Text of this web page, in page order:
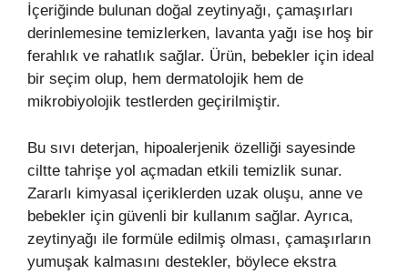
İçeriğinde bulunan doğal zeytinyağı, çamaşırları
derinlemesine temizlerken, lavanta yağı ise hoş bir
ferahlık ve rahatlık sağlar. Ürün, bebekler için ideal
bir seçim olup, hem dermatolojik hem de
mikrobiyolojik testlerden geçirilmiştir.
Bu sıvı deterjan, hipoalerjenik özelliği sayesinde
ciltte tahrişe yol açmadan etkili temizlik sunar.
Zararlı kimyasal içeriklerden uzak oluşu, anne ve
bebekler için güvenli bir kullanım sağlar. Ayrıca,
zeytinyağı ile formüle edilmiş olması, çamaşırların
yumuşak kalmasını destekler, böylece ekstra